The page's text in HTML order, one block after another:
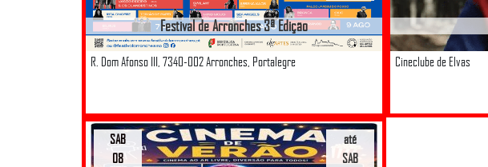
Festival de Arronches 3ª Edição
R. Dom Afonso III, 7340-002 Arronches, Portalegre Cineclube de Elvas
até
SAB
SAB
08